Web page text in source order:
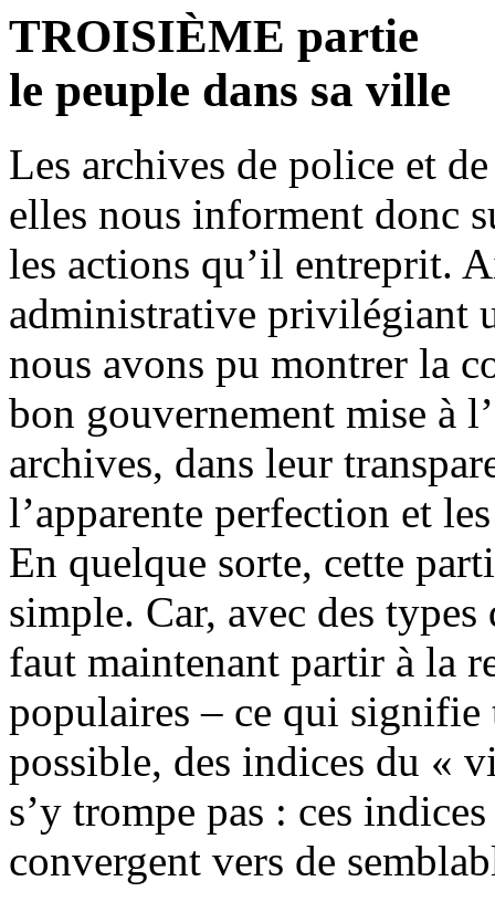
TROISIÈME partie
le peuple dans sa ville
Les archives de police et
elles nous informent donc
les actions qu’il entreprit.
administrative privilégiant
nous avons pu montrer la
bon gouvernement mise à
archives, dans leur
l’apparente perfection et
En quelque sorte, cette
simple. Car, avec des
faut maintenant partir à la
populaires – ce qui signifie
possible, des indices du «
s’y trompe pas : ces
convergent vers de